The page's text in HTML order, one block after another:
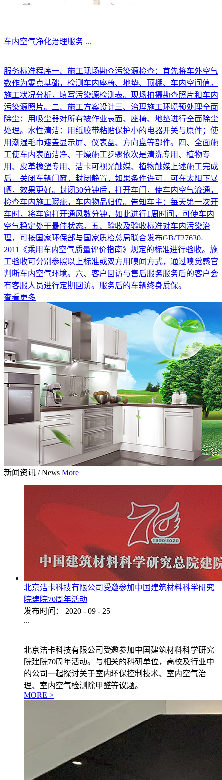
车内空气净化治理服务 ...
服务标准程序一、施工现场勘查污染源检查：首先将车外空气
数作为零点基础，检测车内座椅、地垫、顶棚、车内空间值。
施工状况分析，填写污染源检测表。现场拍摄勘查照片和车内
污染源照片。二、施工方案设计三、治理施工环境预处理全面
除尘：用吸尘器对所有被作业表面、座椅、地垫进行全面除尘
处理。水性清洁：用纸胶带粘贴保护小的电器开关与原件；使
用潮湿毛巾遮盖显示屏、仪表盘、方向盘等部件。四、全面施
工使车内表面洁净、干燥施工步骤依次是清洗专用、植物专
用、皮革橡塑专用、洁卡可视光触媒、植物触媒上述施工完成
后，关闭车辆门窗，封闭静置，如果条件许可，可在太阳下暴
晒，效果更好。封闭30分钟后，打开车门，使车内空气流通，
检查车内施工瑕疵，车内物品归位。告知车主：每天第一次开
车时，将车窗打开通风数分钟，如此进行1周时间，可使车内
空气稳定处于最佳状态。五、验收及验收标准对车内污染治
理，可按国家环保部与国家质检总局联合发布GB/T27630-
2011《乘用车内空气质量评价指南》规定的标准进行验收。施
工验收可分别参照以上标准或双方用嗅闻方式，通过嗅觉感官
判断车内空气环境。六、客户回访与售后服务服务后的客户会
有客服人员进行定期回访。服务后的车辆终身质保。
查看更多
新闻资讯 / News More
北京洁卡科技有限公司受邀参加中国建筑材料科学研究
院建院70周年活动
发布时间：
2020 - 09 - 25
...
北京洁卡科技有限公司受邀参加中国建筑材料科学研究
院建院70周年活动。与相关的科研单位，高校及行业中
的公司一起探讨关于室内环保控制技术、室内空气治
理、室内空气检测除甲醛等议题。
MORE >